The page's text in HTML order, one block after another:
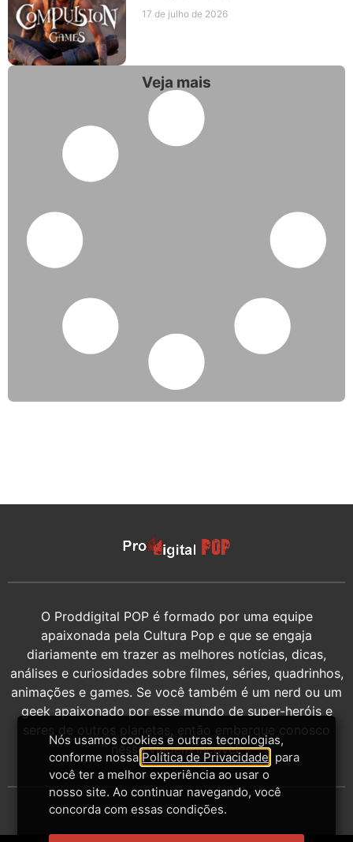
17 de julho de 2026
Veja mais
O Proddigital POP é formado por uma equipe
apaixonada pela Cultura Pop e que se engaja
diariamente em trazer as melhores notícias, dicas,
análises e curiosidades sobre filmes, séries, quadrinhos,
animações e games. Se você também é um nerd ou um
geek apaixonado por esse mundo de super-heróis e
seres de outros planetas, então embarque conosco
nessa viagem incrível.
Nós usamos cookies e outras tecnologias,
conforme nossa Política de Privacidade , para
você ter a melhor experiência ao usar o
nosso site. Ao continuar navegando, você
concorda com essas condições.